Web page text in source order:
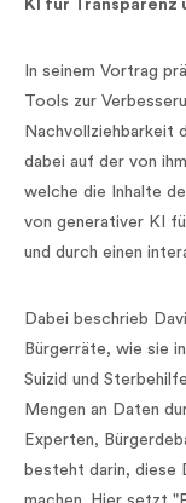
KI für Transparenz
In seinem Vortrag
Tools zur
Nachvollziehbarkeit
dabei auf der von
welche die Inhalte
von generativer KI
und durch einen
Dabei beschrieb
Bürgerräte, wie sie
Suizid und
Mengen an Daten
Experten,
besteht darin, diese